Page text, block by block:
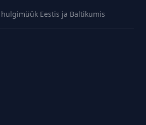
hulgimüük Eestis ja Baltikumis